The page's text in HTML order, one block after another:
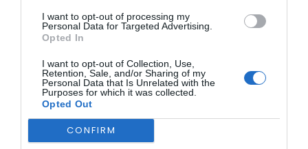
I want to opt-out of processing my
Personal Data for Targeted Advertising.
Opted In
I want to opt-out of Collection, Use,
Retention, Sale, and/or Sharing of my
Personal Data that Is Unrelated with the
Purposes for which it was collected.
Opted Out
CONFIRM